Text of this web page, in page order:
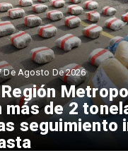
más de 2
seguimiento
De Agosto De 2026